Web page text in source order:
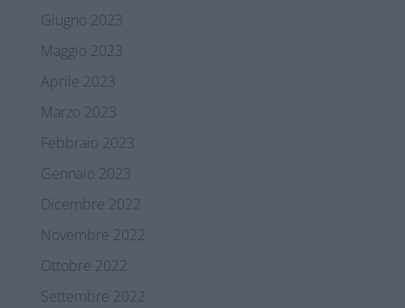
Giugno 2023
Maggio 2023
Aprile 2023
Marzo 2023
Febbraio 2023
Gennaio 2023
Dicembre 2022
Novembre 2022
Ottobre 2022
Settembre 2022